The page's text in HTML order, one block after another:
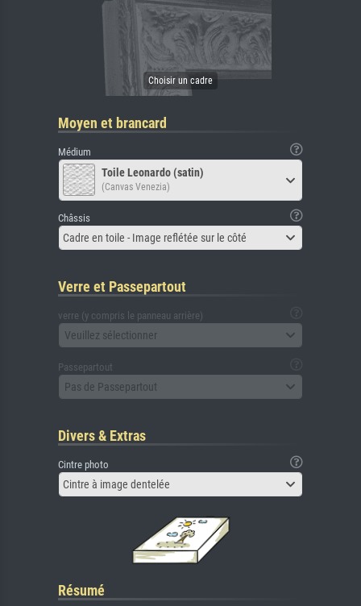
Moyen et brancard
Médium
Toile Leonardo (satin)
(Canvas Venezia)
Châssis
Cadre en toile - Image reflétée sur le côté
Verre et Passepartout
verre (y compris le panneau arrière)
Veuillez sélectionner
Passepartout
Pas de Passepartout
Divers & Extras
Cintre photo
Cintre à image dentelée
Résumé